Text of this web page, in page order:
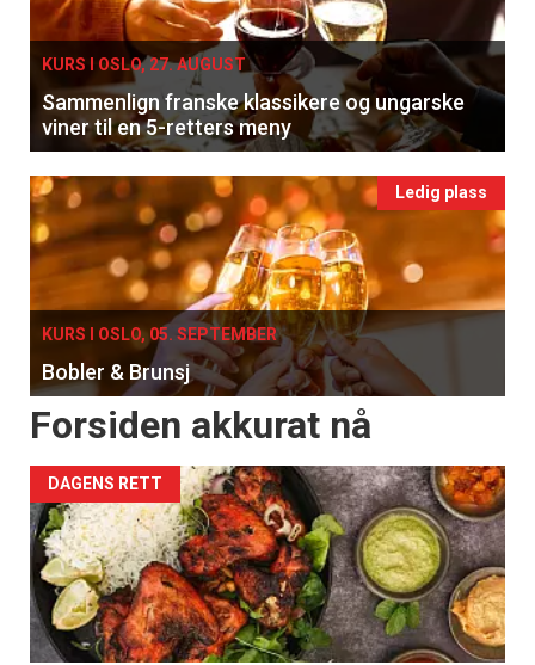
KURS I OSLO, 27. AUGUST
Sammenlign franske klassikere og ungarske
viner til en 5-retters meny
Ledig plass
KURS I OSLO, 05. SEPTEMBER
Bobler & Brunsj
Forsiden akkurat nå
DAGENS RETT